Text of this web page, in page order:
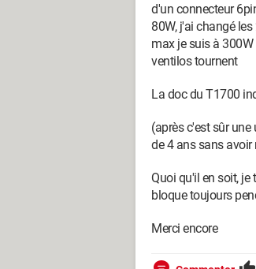
d'un connecteur
80W, j'ai changé
max je suis à
ventilos tournent
La doc du T1700
(après c'est sûr
de 4 ans sans
Quoi qu'il en soit,
bloque toujours
Merci encore